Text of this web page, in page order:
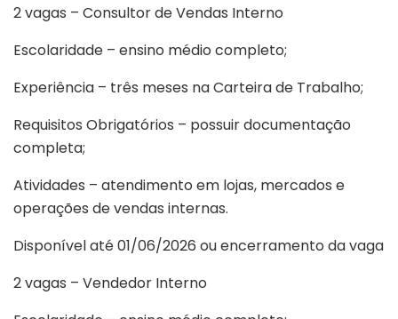
2 vagas – Consultor de Vendas Interno
Escolaridade – ensino médio completo;
Experiência – três meses na Carteira de Trabalho;
Requisitos Obrigatórios – possuir documentação
completa;
Atividades – atendimento em lojas, mercados e
operações de vendas internas.
Disponível até 01/06/2026 ou encerramento da vaga
2 vagas – Vendedor Interno